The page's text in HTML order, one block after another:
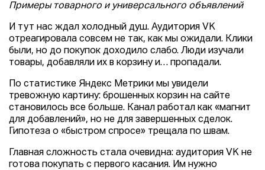
Примеры товарного и универсального объявлений
И тут нас ждал холодный душ. Аудитория VK
отреагировала совсем не так, как мы ожидали. Клики
были, но до покупок доходило слабо. Люди изучали
товары, добавляли их в корзину и… пропадали.
По статистике Яндекс Метрики мы увидели
тревожную картину: брошенных корзин на сайте
становилось все больше. Канал работал как «магнит
для добавлений», но не для завершенных сделок.
Гипотеза о «быстром спросе» трещала по швам.
Главная сложность стала очевидна: аудитория VK не
готова покупать с первого касания. Им нужно